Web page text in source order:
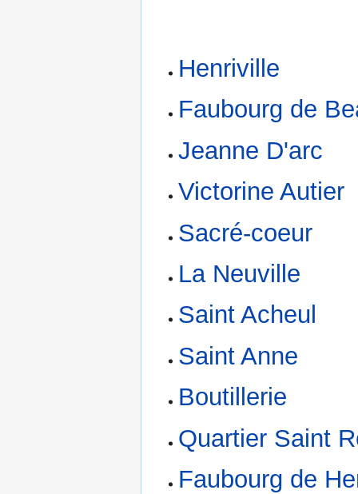
Henriville
Faubourg de
Jeanne D'arc
Victorine Autier
Sacré-coeur
La Neuville
Saint Acheul
Saint Anne
Boutillerie
Quartier Saint
Faubourg de